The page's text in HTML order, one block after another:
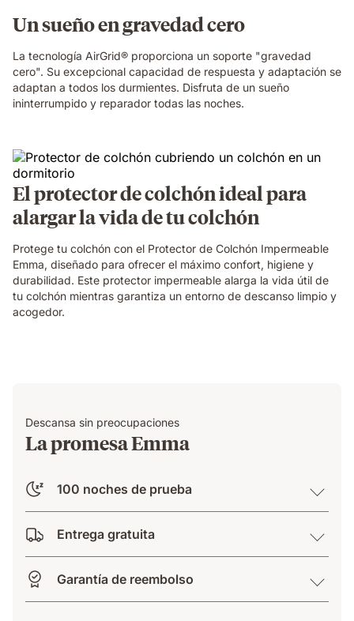
Un sueño en gravedad cero
La tecnología AirGrid® proporciona un soporte "gravedad
cero". Su excepcional capacidad de respuesta y adaptación se
adaptan a todos los durmientes. Disfruta de un sueño
ininterrumpido y reparador todas las noches.
El protector de colchón ideal para
alargar la vida de tu colchón
Protege tu colchón con el Protector de Colchón Impermeable
Emma, diseñado para ofrecer el máximo confort, higiene y
durabilidad. Este protector impermeable alarga la vida útil de
tu colchón mientras garantiza un entorno de descanso limpio y
acogedor.
Descansa sin preocupaciones
La promesa Emma
100 noches de prueba
Entrega gratuita
Garantía de reembolso